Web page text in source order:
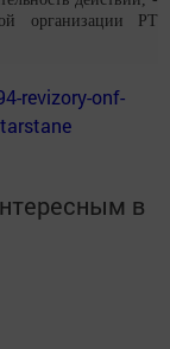
организации РТ
revizory-onf-
в